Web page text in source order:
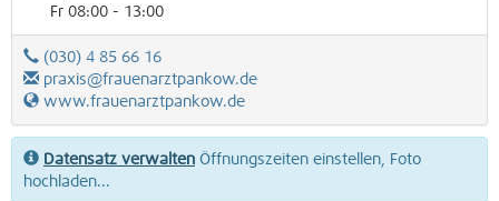
Fr 08:00 - 13:00
(030) 4 85 66 16
praxis@frauenarztpankow.de
www.frauenarztpankow.de
Datensatz verwalten Öffnungszeiten einstellen, Foto
hochladen...